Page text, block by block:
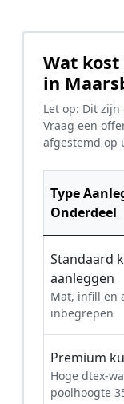
Wat
in
Let op: Dit
Vraag een
afgestemd op
Type
Onderdeel
Standaard
aanleggen
Mat, infill en
inbegrepen
Premium
Hoge dtex-
poolhoogte